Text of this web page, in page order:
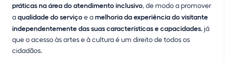
práticas na área do atendimento inclusivo, de modo a promover
aqualidade do serviçoe amelhoria da experiência do visitante
independentemente das suas características e capacidades, já
que o acesso às artes e à cultura é um direito de todos os
cidadãos.